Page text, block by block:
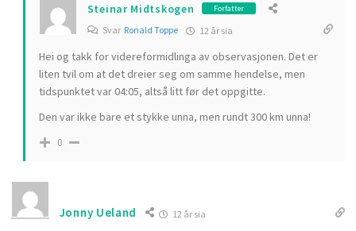
Steinar Midtskogen Forfatter
Svar Ronald Toppe 12 år sia
Hei og takk for videreformidlinga av observasjonen. Det er
liten tvil om at det dreier seg om samme hendelse, men
tidspunktet var 04:05, altså litt før det oppgitte.
Den var ikke bare et stykke unna, men rundt 300 km unna!
0
Jonny Ueland 12 år sia